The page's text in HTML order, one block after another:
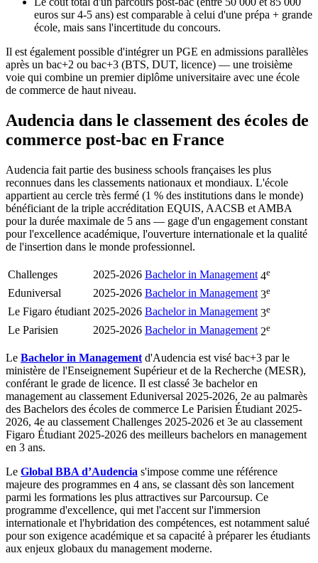
euros sur 4-5 ans) est comparable à celui d'une prépa + grande
école, mais sans l'incertitude du concours.
Il est également possible d'intégrer un PGE en admissions parallèles
après un bac+2 ou bac+3 (BTS, DUT, licence) — une troisième
voie qui combine un premier diplôme universitaire avec une école
de commerce de haut niveau.
Audencia dans le classement des écoles de
commerce post-bac en France
Audencia fait partie des business schools françaises les plus
reconnues dans les classements nationaux et mondiaux. L'école
appartient au cercle très fermé (1 % des institutions dans le monde)
bénéficiant de la triple accréditation EQUIS, AACSB et AMBA
pour la durée maximale de 5 ans — gage d'un engagement constant
pour l'excellence académique, l'ouverture internationale et la qualité
de l'insertion dans le monde professionnel.
Challenges 2025-2026 Bachelor in Management 4e
Eduniversal 2025-2026 Bachelor in Management 3e
Le Figaro étudiant 2025-2026 Bachelor in Management 3e
Le Parisien 2025-2026 Bachelor in Management 2e
Le Bachelor in Management d'Audencia est visé bac+3 par le
ministère de l'Enseignement Supérieur et de la Recherche (MESR),
conférant le grade de licence. Il est classé 3e bachelor en
management au classement Eduniversal 2025-2026, 2e au palmarès
des Bachelors des écoles de commerce Le Parisien Étudiant 2025-
2026, 4e au classement Challenges 2025-2026 et 3e au classement
Figaro Étudiant 2025-2026 des meilleurs bachelors en management
en 3 ans.
Le Global BBA d’Audencia s'impose comme une référence
majeure des programmes en 4 ans, se classant dès son lancement
parmi les formations les plus attractives sur Parcoursup. Ce
programme d'excellence, qui met l'accent sur l'immersion
internationale et l'hybridation des compétences, est notamment salué
pour son exigence académique et sa capacité à préparer les étudiants
aux enjeux globaux du management moderne.